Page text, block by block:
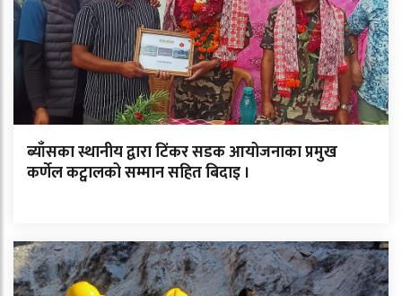
ब्याँसका स्थानीय द्वारा टिंकर सडक आयोजनाका प्रमुख
कर्णेल कट्वालको सम्मान सहित बिदाइ ।